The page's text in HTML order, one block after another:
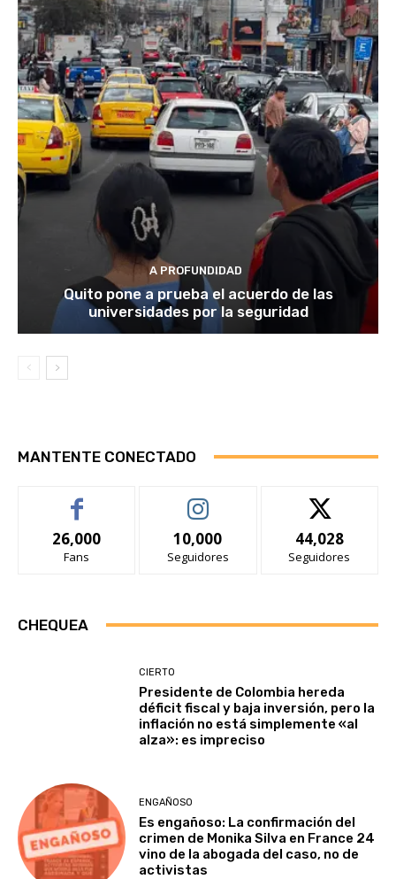
A PROFUNDIDAD
Quito pone a prueba el acuerdo de las
universidades por la seguridad
MANTENTE CONECTADO
26,000
Fans
10,000
Seguidores
44,028
Seguidores
CHEQUEA
CIERTO
Presidente de Colombia hereda
déficit fiscal y baja inversión, pero la
inflación no está simplemente «al
alza»: es impreciso
ENGAÑOSO
Es engañoso: La confirmación del
crimen de Monika Silva en France 24
vino de la abogada del caso, no de
activistas